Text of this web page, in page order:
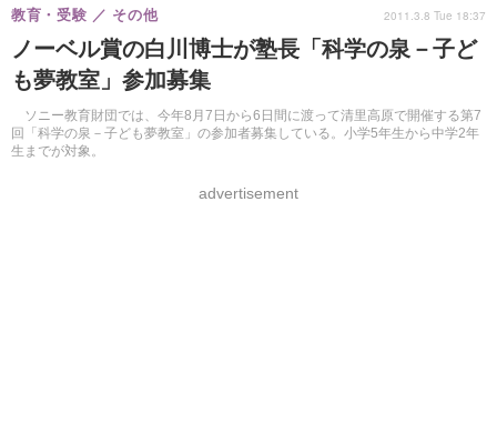
共通テスト 夏休み
8月開催イベント・WS 全国公立高校 過去問 人気記事
自由研究教材（小学生向け） 自由研究教材（中学生向け）
ノーベル賞の白川博士が塾長「科学の泉－子ど
も夢教室」参加募集
ソニー教育財団では、今年8月7日から6日間に渡って清里高原で開催する第7
回「科学の泉－子ども夢教室」の参加者募集している。小学5年生から中学2年
生までが対象。
教育・受験 その他
advertisement
2011.3.8 Tue 18:37